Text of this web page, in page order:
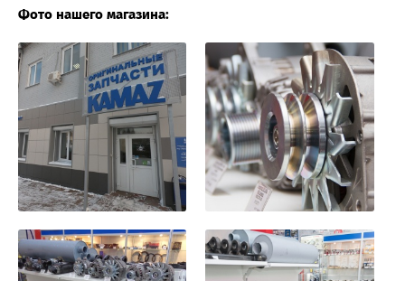
Фото нашего магазина: